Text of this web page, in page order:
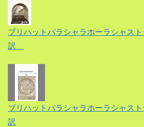
ブリハットパラシャラホーラシャ
訳
ブリハットパラシャラホーラシャ
訳